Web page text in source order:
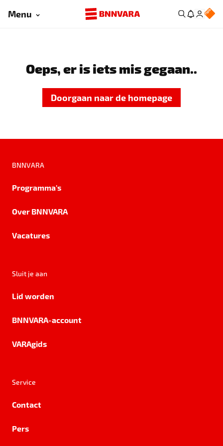
Menu
Oeps, er is iets mis gegaan..
Doorgaan naar de homepage
BNNVARA
Programma's
Over BNNVARA
Vacatures
Sluit je aan
Lid worden
BNNVARA-account
VARAgids
Service
Contact
Pers